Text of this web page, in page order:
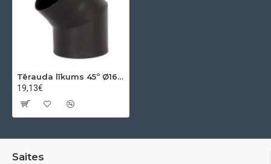
Tērauda līkums 45º Ø160x2mm
19,13€
Saites